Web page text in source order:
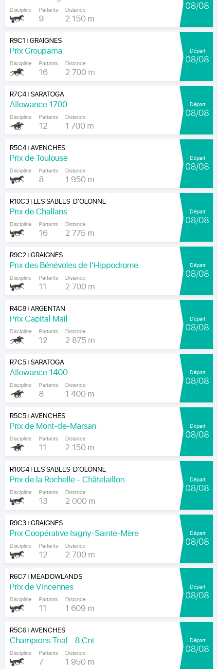
Discipline Partants
9
Distance
2 150 m
08/08
R9C1 |GRAIGNES
Prix Groupama
Discipline Partants
16
Distance
2 700 m
Départ
08/08
R7C4|SARATOGA
Allowance 1700
Discipline Partants
12
Distance
1 700 m
Départ
08/08
R5C4|AVENCHES
Prix de Toulouse
Discipline Partants
8
Distance
1 950 m
Départ
08/08
R10C3| LES SABLES-D'OLONNE
Prix de Challans
Discipline Partants
16
Distance
2 775 m
Départ
08/08
R9C2|GRAIGNES
Prix des Bénévoles de l'Hippodrome
Discipline Partants
11
Distance
2 700 m
Départ
08/08
R4C8|ARGENTAN
Prix Capital Mail
Discipline Partants
12
Distance
2 875 m
Départ
08/08
R7C5|SARATOGA
Allowance 1400
Discipline Partants
8
Distance
1 400 m
Départ
08/08
R5C5|AVENCHES
Prix de Mont-de-Marsan
Discipline Partants
11
Distance
2 150 m
Départ
08/08
R10C4| LES SABLES-D'OLONNE
Prix de la Rochelle - Châtelaillon
Discipline Partants
13
Distance
2 000 m
Départ
08/08
R9C3|GRAIGNES
Prix Coopérative Isigny-Sainte-Mère
Discipline Partants
12
Distance
2 700 m
Départ
08/08
R6C7 | MEADOWLANDS
Prix de Vincennes
Discipline Partants
11
Distance
1 609 m
Départ
08/08
R5C6|AVENCHES
Champions Trial - 8 Cnt
Discipline Partants
7
Distance
1 950 m
Départ
08/08